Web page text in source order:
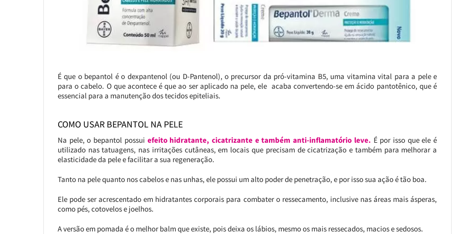
É que o bepantol é o dexpantenol (ou D-Pantenol), o precursor da pró-vitamina B5, uma vitamina vital para a pele e
para o cabelo. O que acontece é que ao ser aplicado na pele, ele acaba convertendo-se em ácido pantotênico, que é
essencial para a manutenção dos tecidos epiteliais.
COMO USAR BEPANTOL NA PELE
Na pele, o bepantol possui efeito hidratante, cicatrizante e também anti-inflamatório leve. É por isso que ele é
utilizado nas tatuagens, nas irritações cutâneas, em locais que precisam de cicatrização e também para melhorar a
elasticidade da pele e facilitar a sua regeneração.
Tanto na pele quanto nos cabelos e nas unhas, ele possui um alto poder de penetração, e por isso sua ação é tão boa.
Ele pode ser acrescentado em hidratantes corporais para combater o ressecamento, inclusive nas áreas mais ásperas,
como pés, cotovelos e joelhos.
A versão em pomada é o melhor balm que existe, pois deixa os lábios, mesmo os mais ressecados, macios e sedosos.